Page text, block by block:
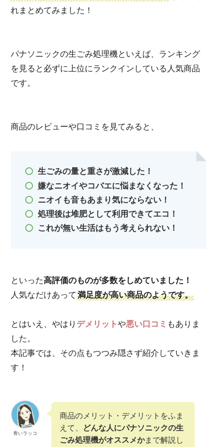
れまとめてみました！
パナソニックの生ごみ処理機といえば、ランキング
を見ると必ずに上位にランクインしている人気商品
です。
商品のレビューや口コミを見てみると、
生ごみの量と重さが激減した！
嫌なニオイやコバエに悩まなくなった！
ニオイも音もあまり気にならない！
処理後は堆肥として利用できてエコ！
これが無い生活はもう考えられない！
といった高評価のものが多数をしめていました！
人気なだけあって満足度が高い商品のようです。
とはいえ、やはり デメリットや悪い口コミ もありま
した。
本記事では、その点もつつみ隠さず紹介していきま
す！
青いラッコ
商品のメリット・デメリットをふま
えて、
どんな人にパナソニックの生
ごみ処理機がオススメかまで解説し